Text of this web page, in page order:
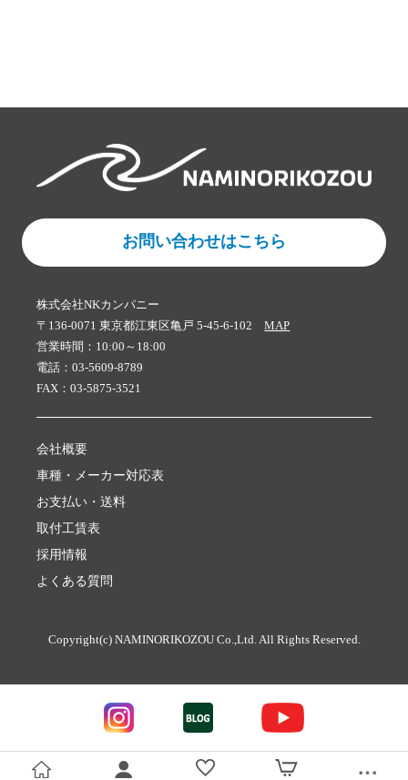
お問い合わせはこちら
株式会社NKカンパニー
〒136-0071 東京都江東区亀戸 5-45-6-102MAP
営業時間：10:00～18:00
電話：03-5609-8789
FAX：03-5875-3521
会社概要
車種・メーカー対応表
お支払い・送料
取付工賃表
採用情報
よくある質問
Copyright(c) NAMINORIKOZOU Co.,Ltd. All Rights Reserved.